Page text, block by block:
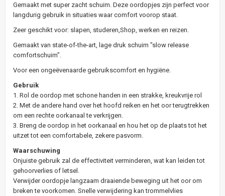
Gemaakt met super zacht schuim. Deze oordopjes zijn perfect voor
langdurig gebruik in situaties waar comfort voorop staat.
Zeer geschikt voor: slapen, studeren,Shop, werken en reizen.
Gemaakt van state-of-the-art, lage druk schuim "slow release
comfortschuim".
Voor een ongeëvenaarde gebruikscomfort en hygiëne.
Gebruik
1. Rol de oordop met schone handen in een strakke, kreukvrije rol
2. Met de andere hand over het hoofd reiken en het oor terugtrekken
om een rechte oorkanaal te verkrijgen.
3. Breng de oordop in het oorkanaal en hou het op de plaats tot het
uitzet tot een comfortabele, zekere pasvorm.
Waarschuwing
Onjuiste gebruik zal de effectiviteit verminderen, wat kan leiden tot
gehoorverlies of letsel.
Verwijder oordopje langzaam draaiende beweging uit het oor om
breken te voorkomen. Snelle verwijdering kan trommelvlies